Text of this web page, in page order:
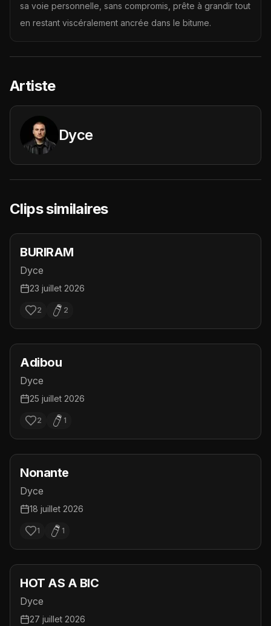
sa voie personnelle, sans compromis, prête à grandir tout
en restant viscéralement ancrée dans le bitume.
Artiste
Dyce
Clips similaires
BURIRAM
Dyce
23 juillet 2026
2 2
Adibou
Dyce
25 juillet 2026
2 1
Nonante
Dyce
18 juillet 2026
1 1
HOT AS A BIC
Dyce
27 juillet 2026